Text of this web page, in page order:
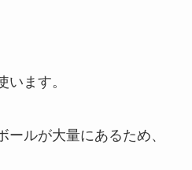
ます。
ルが大量にあるため、